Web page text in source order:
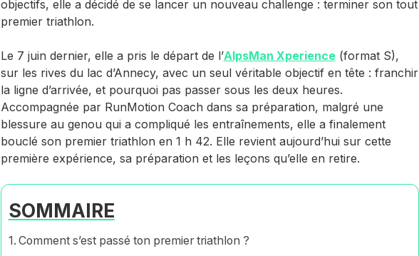
objectifs, elle a décidé de se lancer un nouveau challenge : terminer son tout
premier triathlon.
Le 7 juin dernier, elle a pris le départ de l’AlpsMan Xperience(format S),
sur les rives du lac d’Annecy, avec un seul véritable objectif en tête : franchir
la ligne d’arrivée, et pourquoi pas passer sous les deux heures.
Accompagnée par RunMotion Coach dans sa préparation, malgré une
blessure au genou qui a compliqué les entraînements, elle a finalement
bouclé son premier triathlon en 1 h 42. Elle revient aujourd’hui sur cette
première expérience, sa préparation et les leçons qu’elle en retire.
SOMMAIRE
Comment s’est passé ton premier triathlon ?